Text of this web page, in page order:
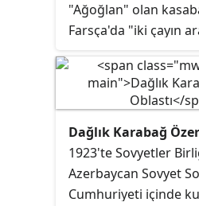
bulunmakta idi.
"Ağoğlan" olan
Farsça'da "iki çayın
oluşturulan Dağlık
Oblastı'nda Hadrut
merkeziydi. Bu rayon,
Azerbaycan'ın
bölgemin özerkliğini
sonlandırmasıyla
Hocavend rayonuyla
Dağlık Karabağ
1923'te Sovyetler
Azerbaycan Sovyet
Cumhuriyeti içinde